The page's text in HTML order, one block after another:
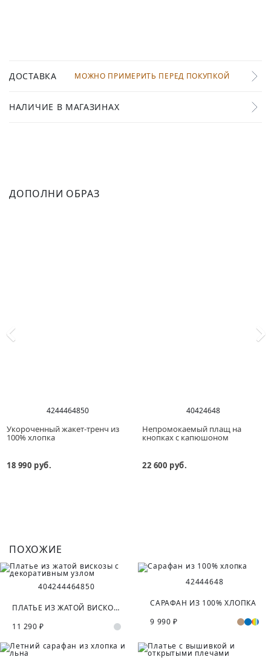
ДОСТАВКА МОЖНО ПРИМЕРИТЬ ПЕРЕД ПОКУПКОЙ
НАЛИЧИЕ В МАГАЗИНАХ
ДОПОЛНИ ОБРАЗ
4244464850
Укороченный жакет-тренч из
100% хлопка
18 990 руб.
40424648
Непромокаемый плащ на
кнопках с капюшоном
22 600 руб.
ПОХОЖИЕ
404244464850
ПЛАТЬЕ ИЗ ЖАТОЙ ВИСКОЗЫ С ДЕКОРАТИВНЫМ УЗЛОМ
11 290 ₽
42444648
САРАФАН ИЗ 100% ХЛОПКА
9 990 ₽